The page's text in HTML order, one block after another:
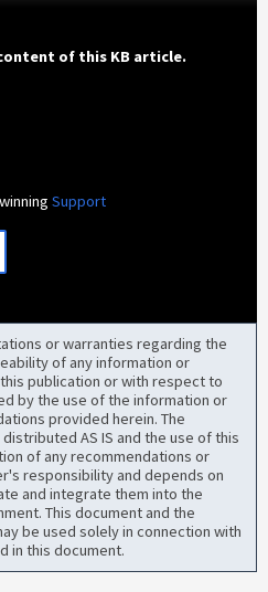
of this KB article.
Support
or warranties regarding the
of any information or
publication or with respect to
by the use of the information or
provided herein. The
AS IS and the use of this
of any recommendations or
responsibility and depends on
and integrate them into the
This document and the
be used solely in connection with
in this document.